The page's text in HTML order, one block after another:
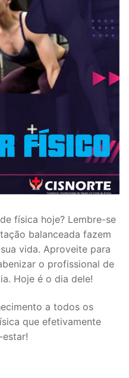
física hoje? Lembre-se
balanceada fazem
vida. Aproveite para
o profissional de
Hoje é o dia dele!
a todos os
que efetivamente